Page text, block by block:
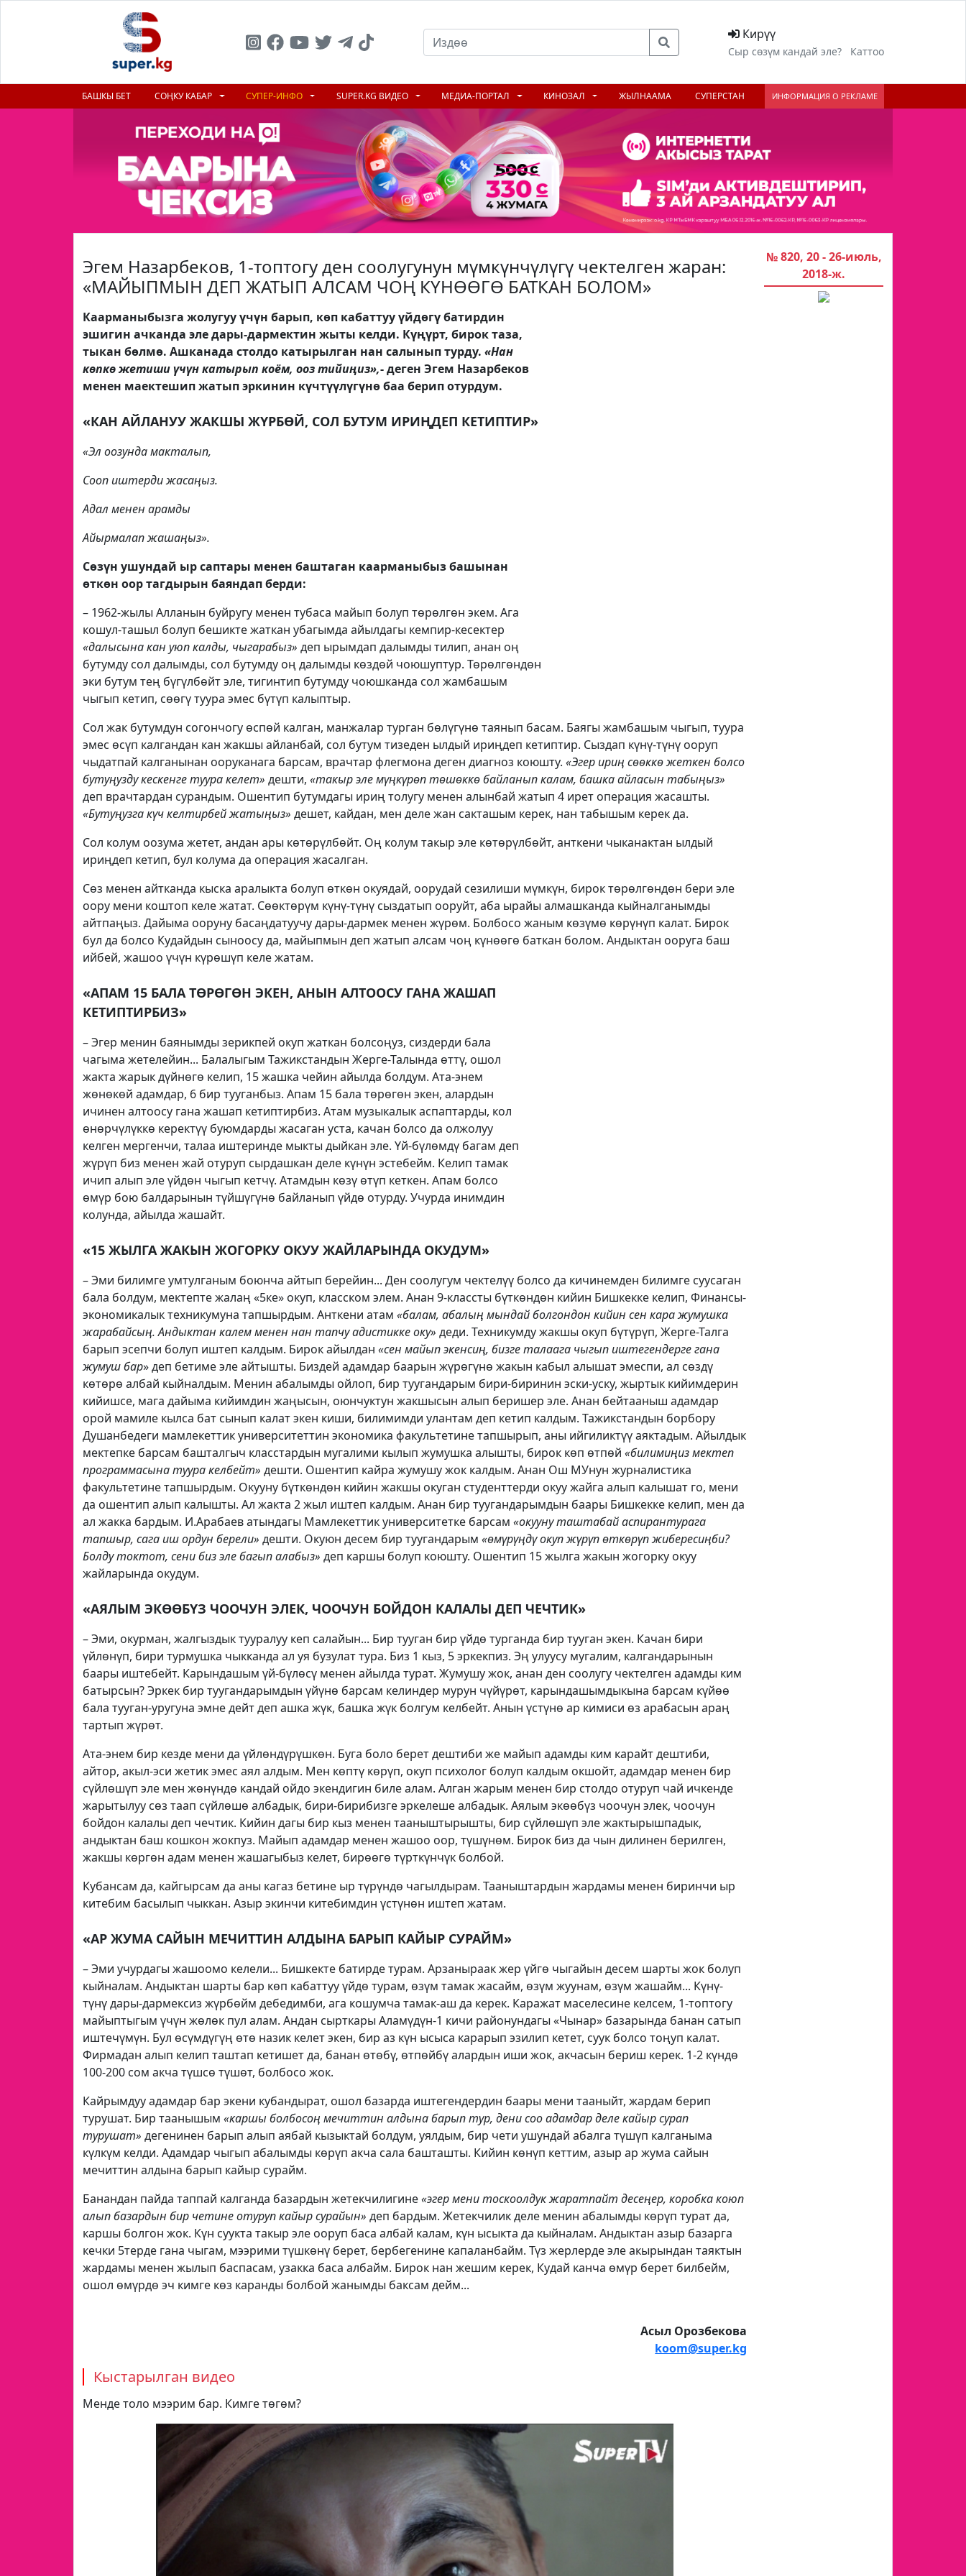
Кирүү
Сыр сөзүм кандай эле? Каттоо
БАШКЫ БЕТ СОҢКУ КАБАР СУПЕР-ИНФО SUPER.KG ВИДЕО МЕДИА-ПОРТАЛ КИНОЗАЛ ЖЫЛНААМА СУПЕРСТАН ИНФОРМАЦИЯ О РЕКЛАМЕ
Эгем Назарбеков, 1-топтогу ден соолугунун мүмкүнчүлүгү чектелген жаран:
«МАЙЫПМЫН ДЕП ЖАТЫП АЛСАМ ЧОҢ КҮНӨӨГӨ БАТКАН БОЛОМ»
Каарманыбызга жолугуу үчүн барып, көп кабаттуу үйдөгү батирдин
эшигин ачканда эле дары-дармектин жыты келди. Күңүрт, бирок таза,
тыкан бөлмө. Ашканада столдо катырылган нан салынып турду. «Нан
көпкө жетиши үчүн катырып коём, ооз тийиңиз»,- деген Эгем Назарбеков
менен маектешип жатып эркинин күчтүүлүгүнө баа берип отурдум.
«КАН АЙЛАНУУ ЖАКШЫ ЖҮРБӨЙ, СОЛ БУТУМ ИРИҢДЕП КЕТИПТИР»
«Эл оозунда макталып,
Сооп иштерди жасаңыз.
Адал менен арамды
Айырмалап жашаңыз».
Сөзүн ушундай ыр саптары менен баштаган каарманыбыз башынан
өткөн оор тагдырын баяндап берди:
– 1962-жылы Алланын буйругу менен тубаса майып болуп төрөлгөн экем. Ага
кошул-ташыл болуп бешикте жаткан убагымда айылдагы кемпир-кесектер
«далысына кан уюп калды, чыгарабыз» деп ырымдап далымды тилип, анан оң
бутумду сол далымды, сол бутумду оң далымды көздөй чоюшуптур. Төрөлгөндөн
эки бутум тең бүгүлбөйт эле, тигинтип бутумду чоюшканда сол жамбашым
чыгып кетип, сөөгү туура эмес бүтүп калыптыр.
Сол жак бутумдун согончогу өспөй калган, манжалар турган бөлүгүнө таянып басам. Баягы жамбашым чыгып, туура
эмес өсүп калгандан кан жакшы айланбай, сол бутум тизеден ылдый ириңдеп кетиптир. Сыздап күнү-түнү ооруп
чыдатпай калганынан ооруканага барсам, врачтар флегмона деген диагноз коюшту. «Эгер ириң сөөккө жеткен болсо
бутуңузду кескенге туура келет» дешти, «такыр эле мүңкүрөп төшөккө байланып калам, башка айласын табыңыз»
деп врачтардан сурандым. Ошентип бутумдагы ириң толугу менен алынбай жатып 4 ирет операция жасашты.
«Бутуңузга күч келтирбей жатыңыз» дешет, кайдан, мен деле жан сакташым керек, нан табышым керек да.
Сол колум оозума жетет, андан ары көтөрүлбөйт. Оң колум такыр эле көтөрүлбөйт, анткени чыканактан ылдый
ириңдеп кетип, бул колума да операция жасалган.
Сөз менен айтканда кыска аралыкта болуп өткөн окуядай, оорудай сезилиши мүмкүн, бирок төрөлгөндөн бери эле
оору мени коштоп келе жатат. Сөөктөрүм күнү-түнү сыздатып ооруйт, аба ырайы алмашканда кыйналганымды
айтпаңыз. Дайыма ооруну басаңдатуучу дары-дармек менен жүрөм. Болбосо жаным көзүмө көрүнүп калат. Бирок
бул да болсо Кудайдын сыноосу да, майыпмын деп жатып алсам чоң күнөөгө баткан болом. Андыктан ооруга баш
ийбей, жашоо үчүн күрөшүп келе жатам.
«АПАМ 15 БАЛА ТӨРӨГӨН ЭКЕН, АНЫН АЛТООСУ ГАНА ЖАШАП
КЕТИПТИРБИЗ»
– Эгер менин баянымды зерикпей окуп жаткан болсоңуз, сиздерди бала
чагыма жетелейин... Балалыгым Тажикстандын Жерге-Талында өттү, ошол
жакта жарык дүйнөгө келип, 15 жашка чейин айылда болдум. Ата-энем
жөнөкөй адамдар, 6 бир тууганбыз. Апам 15 бала төрөгөн экен, алардын
ичинен алтоосу гана жашап кетиптирбиз. Атам музыкалык аспаптарды, кол
өнөрчүлүккө керектүү буюмдарды жасаган уста, качан болсо да олжолуу
келген мергенчи, талаа иштеринде мыкты дыйкан эле. Үй-бүлөмдү багам деп
жүрүп биз менен жай отуруп сырдашкан деле күнүн эстебейм. Келип тамак
ичип алып эле үйдөн чыгып кетчү. Атамдын көзү өтүп кеткен. Апам болсо
өмүр бою балдарынын түйшүгүнө байланып үйдө отурду. Учурда инимдин
колунда, айылда жашайт.
«15 ЖЫЛГА ЖАКЫН ЖОГОРКУ ОКУУ ЖАЙЛАРЫНДА ОКУДУМ»
– Эми билимге умтулганым боюнча айтып берейин... Ден соолугум чектелүү болсо да кичинемден билимге суусаган
бала болдум, мектепте жалаң «5ке» окуп, класском элем. Анан 9-классты бүткөндөн кийин Бишкекке келип, Финансы-
экономикалык техникумуна тапшырдым. Анткени атам «балам, абалың мындай болгондон кийин сен кара жумушка
жарабайсың. Андыктан калем менен нан тапчу адистикке оку» деди. Техникумду жакшы окуп бүтүрүп, Жерге-Талга
барып эсепчи болуп иштеп калдым. Бирок айылдан «сен майып экенсиң, бизге талаага чыгып иштегендерге гана
жумуш бар» деп бетиме эле айтышты. Биздей адамдар баарын жүрөгүнө жакын кабыл алышат эмеспи, ал сөздү
көтөрө албай кыйналдым. Менин абалымды ойлоп, бир туугандарым бири-биринин эски-уску, жыртык кийимдерин
кийишсе, мага дайыма кийимдин жаңысын, оюнчуктун жакшысын алып беришер эле. Анан бейтааныш адамдар
орой мамиле кылса бат сынып калат экен киши, билимимди улантам деп кетип калдым. Тажикстандын борбору
Душанбедеги мамлекеттик университеттин экономика факультетине тапшырып, аны ийгиликтүү аяктадым. Айылдык
мектепке барсам башталгыч класстардын мугалими кылып жумушка алышты, бирок көп өтпөй «билимиңиз мектеп
программасына туура келбейт» дешти. Ошентип кайра жумушу жок калдым. Анан Ош МУнун журналистика
факультетине тапшырдым. Окууну бүткөндөн кийин жакшы окуган студенттерди окуу жайга алып калышат го, мени
да ошентип алып калышты. Ал жакта 2 жыл иштеп калдым. Анан бир туугандарымдын баары Бишкекке келип, мен да
ал жакка бардым. И.Арабаев атындагы Мамлекеттик университетке барсам «окууну таштабай аспирантурага
тапшыр, сага иш ордун берели» дешти. Окуюн десем бир туугандарым «өмүрүңдү окуп жүрүп өткөрүп жибересиңби?
Болду токтот, сени биз эле багып алабыз» деп каршы болуп коюшту. Ошентип 15 жылга жакын жогорку окуу
жайларында окудум.
«АЯЛЫМ ЭКӨӨБҮЗ ЧООЧУН ЭЛЕК, ЧООЧУН БОЙДОН КАЛАЛЫ ДЕП ЧЕЧТИК»
– Эми, окурман, жалгыздык тууралуу кеп салайын... Бир тууган бир үйдө турганда бир тууган экен. Качан бири
үйлөнүп, бири турмушка чыкканда ал уя бузулат тура. Биз 1 кыз, 5 эркекпиз. Эң улуусу мугалим, калгандарынын
баары иштебейт. Карындашым үй-бүлөсү менен айылда турат. Жумушу жок, анан ден соолугу чектелген адамды ким
батырсын? Эркек бир туугандарымдын үйүнө барсам келиндер мурун чүйүрөт, карындашымдыкына барсам күйөө
бала тууган-уругуна эмне дейт деп ашка жүк, башка жүк болгум келбейт. Анын үстүнө ар кимиси өз арабасын араң
тартып жүрөт.
Ата-энем бир кезде мени да үйлөндүрүшкөн. Буга боло берет дештиби же майып адамды ким карайт дештиби,
айтор, акыл-эси жетик эмес аял алдым. Мен көптү көрүп, окуп психолог болуп калдым окшойт, адамдар менен бир
сүйлөшүп эле мен жөнүндө кандай ойдо экендигин биле алам. Алган жарым менен бир столдо отуруп чай ичкенде
жарытылуу сөз таап сүйлөшө албадык, бири-бирибизге эркелеше албадык. Аялым экөөбүз чоочун элек, чоочун
бойдон калалы деп чечтик. Кийин дагы бир кыз менен тааныштырышты, бир сүйлөшүп эле жактырышпадык,
андыктан баш кошкон жокпуз. Майып адамдар менен жашоо оор, түшүнөм. Бирок биз да чын дилинен берилген,
жакшы көргөн адам менен жашагыбыз келет, бирөөгө түрткүнчүк болбой.
Кубансам да, кайгырсам да аны кагаз бетине ыр түрүндө чагылдырам. Тааныштардын жардамы менен биринчи ыр
китебим басылып чыккан. Азыр экинчи китебимдин үстүнөн иштеп жатам.
«АР ЖУМА САЙЫН МЕЧИТТИН АЛДЫНА БАРЫП КАЙЫР СУРАЙМ»
– Эми учурдагы жашоомо келели... Бишкекте батирде турам. Арзаныраак жер үйгө чыгайын десем шарты жок болуп
кыйналам. Андыктан шарты бар көп кабаттуу үйдө турам, өзүм тамак жасайм, өзүм жуунам, өзүм жашайм... Күнү-
түнү дары-дармексиз жүрбөйм дебедимби, ага кошумча тамак-аш да керек. Каражат маселесине келсем, 1-топтогу
майыптыгым үчүн жөлөк пул алам. Андан сырткары Аламүдүн-1 кичи районундагы «Чынар» базарында банан сатып
иштечүмүн. Бул өсүмдүгүң өтө назик келет экен, бир аз күн ысыса карарып эзилип кетет, суук болсо тоңуп калат.
Фирмадан алып келип таштап кетишет да, банан өтөбү, өтпөйбү алардын иши жок, акчасын бериш керек. 1-2 күндө
100-200 сом акча түшсө түшөт, болбосо жок.
Кайрымдуу адамдар бар экени кубандырат, ошол базарда иштегендердин баары мени тааныйт, жардам берип
турушат. Бир таанышым «каршы болбосоң мечиттин алдына барып тур, дени соо адамдар деле кайыр сурап
турушат» дегенинен барып алып аябай кызыктай болдум, уялдым, бир чети ушундай абалга түшүп калганыма
күлкүм келди. Адамдар чыгып абалымды көрүп акча сала башташты. Кийин көнүп кеттим, азыр ар жума сайын
мечиттин алдына барып кайыр сурайм.
Банандан пайда таппай калганда базардын жетекчилигине«эгер мени тоскоолдук жаратпайт десеңер, коробка коюп
алып базардын бир четине отуруп кайыр сурайын» деп бардым. Жетекчилик деле менин абалымды көрүп турат да,
каршы болгон жок. Күн суукта такыр эле ооруп баса албай калам, күн ысыкта да кыйналам. Андыктан азыр базарга
кечки 5терде гана чыгам, мээрими түшкөнү берет, бербегенине капаланбайм. Түз жерлерде эле акырындан таяктын
жардамы менен жылып баспасам, узакка баса албайм. Бирок нан жешим керек, Кудай канча өмүр берет билбейм,
ошол өмүрдө эч кимге көз каранды болбой жанымды баксам дейм...
Асыл Орозбекова
koom@super.kg
Кыстарылган видео
Менде толо мээрим бар. Кимге төгөм?
№ 820, 20 - 26-июль,
2018-ж.